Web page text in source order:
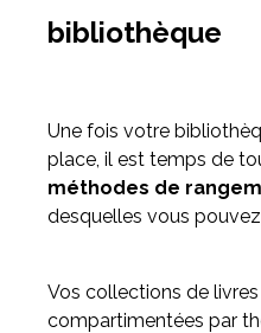
bibliothèque
Une fois votre
place, il est temps de
méthodes de
desquelles vous pouvez
Vos collections de
compartimentées par